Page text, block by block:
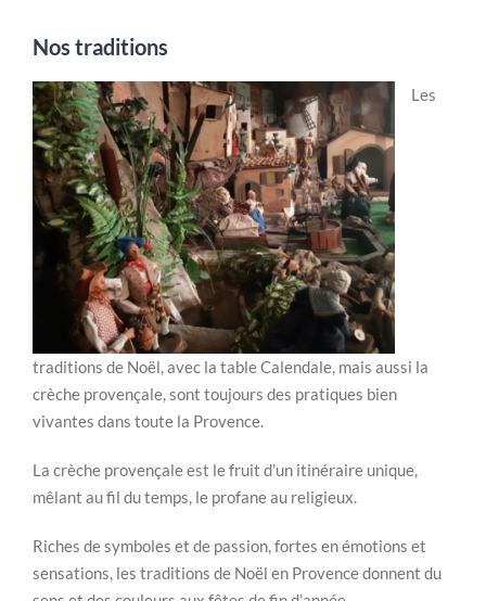
Nos traditions
Les
traditions de Noël, avec la table Calendale, mais aussi la
crèche provençale, sont toujours des pratiques bien
vivantes dans toute la Provence.
La crèche provençale est le fruit d’un itinéraire unique,
mêlant au fil du temps, le profane au religieux.
Riches de symboles et de passion, fortes en émotions et
sensations, les traditions de Noël en Provence donnent du